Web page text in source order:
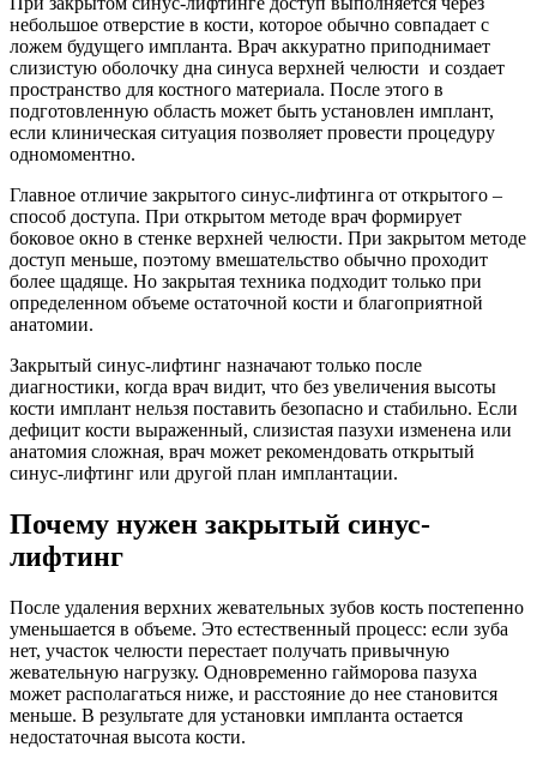
небольшое отверстие в кости, которое обычно совпадает с
ложем будущего импланта. Врач аккуратно приподнимает
слизистую оболочку дна синуса верхней челюсти и создает
пространство для костного материала. После этого в
подготовленную область может быть установлен имплант,
если клиническая ситуация позволяет провести процедуру
одномоментно.
Главное отличие закрытого синус-лифтинга от открытого –
способ доступа. При открытом методе врач формирует
боковое окно в стенке верхней челюсти. При закрытом методе
доступ меньше, поэтому вмешательство обычно проходит
более щадяще. Но закрытая техника подходит только при
определенном объеме остаточной кости и благоприятной
анатомии.
Закрытый синус-лифтинг назначают только после
диагностики, когда врач видит, что без увеличения высоты
кости имплант нельзя поставить безопасно и стабильно. Если
дефицит кости выраженный, слизистая пазухи изменена или
анатомия сложная, врач может рекомендовать открытый
синус-лифтинг или другой план имплантации.
Почему нужен закрытый синус-
лифтинг
После удаления верхних жевательных зубов кость постепенно
уменьшается в объеме. Это естественный процесс: если зуба
нет, участок челюсти перестает получать привычную
жевательную нагрузку. Одновременно гайморова пазуха
может располагаться ниже, и расстояние до нее становится
меньше. В результате для установки импланта остается
недостаточная высота кости.